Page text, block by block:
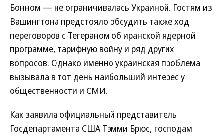
Бонном — не ограничивалась Украиной. Гостям из
Вашингтона предстояло обсудить также ход
переговоров с Тегераном об иранской ядерной
программе, тарифную войну и ряд других
вопросов. Однако именно украинская проблема
вызывала в тот день наибольший интерес у
общественности и СМИ.
Как заявила официальный представитель
Госдепартамента США Тэмми Брюс, господам